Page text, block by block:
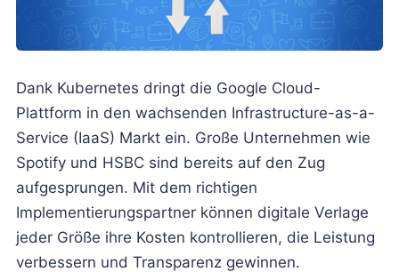
Dank Kubernetes dringt die Google Cloud-
Plattform in den wachsenden Infrastructure-as-a-
Service (IaaS) Markt ein. Große Unternehmen wie
Spotify und HSBC sind bereits auf den Zug
aufgesprungen. Mit dem richtigen
Implementierungspartner können digitale Verlage
jeder Größe ihre Kosten kontrollieren, die Leistung
verbessern und Transparenz gewinnen.